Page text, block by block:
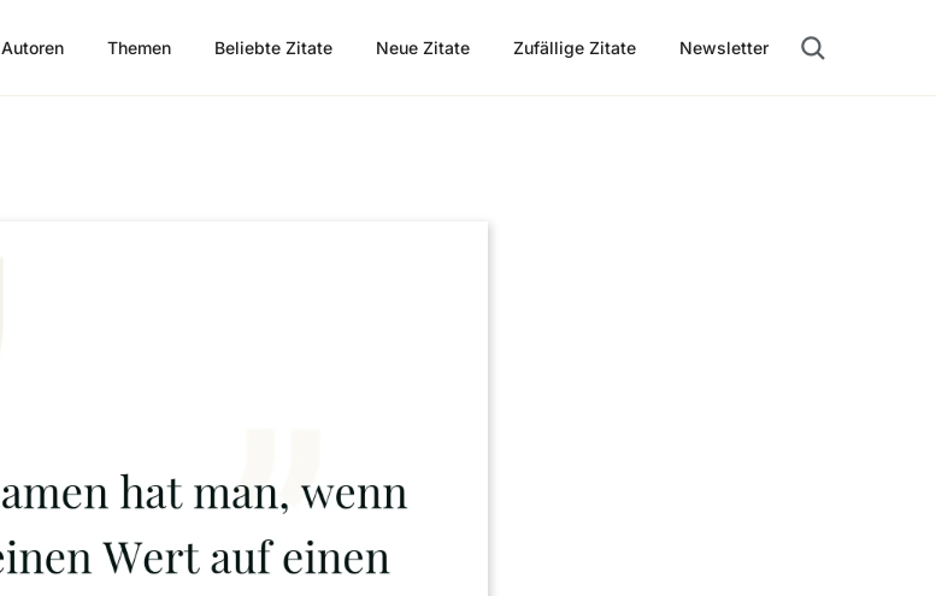
Suche öffnen
Autoren Themen Beliebte Zitate Neue Zitate Zufällige Zitate Newsletter